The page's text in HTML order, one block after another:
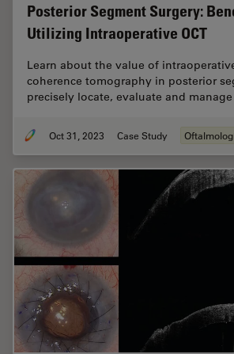
Posterior Segment Surgery:
Utilizing Intraoperative OCT
Learn about the value of
coherence tomography in posterior
precisely locate, evaluate and
Oct 31, 2023 Case Study